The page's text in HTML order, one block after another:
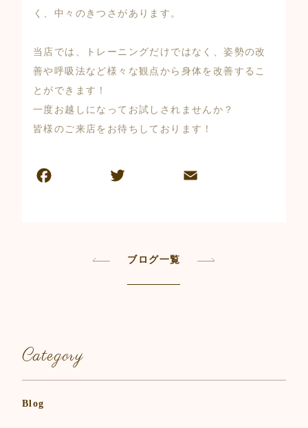
く、中々のきつさがあります。
当店では、トレーニングだけではなく、姿勢の改
善や呼吸法など様々な観点から身体を改善するこ
とができます！
一度お越しになってお試しされませんか？
皆様のご来店をお待ちしております！
ブログ一覧
Category
Blog